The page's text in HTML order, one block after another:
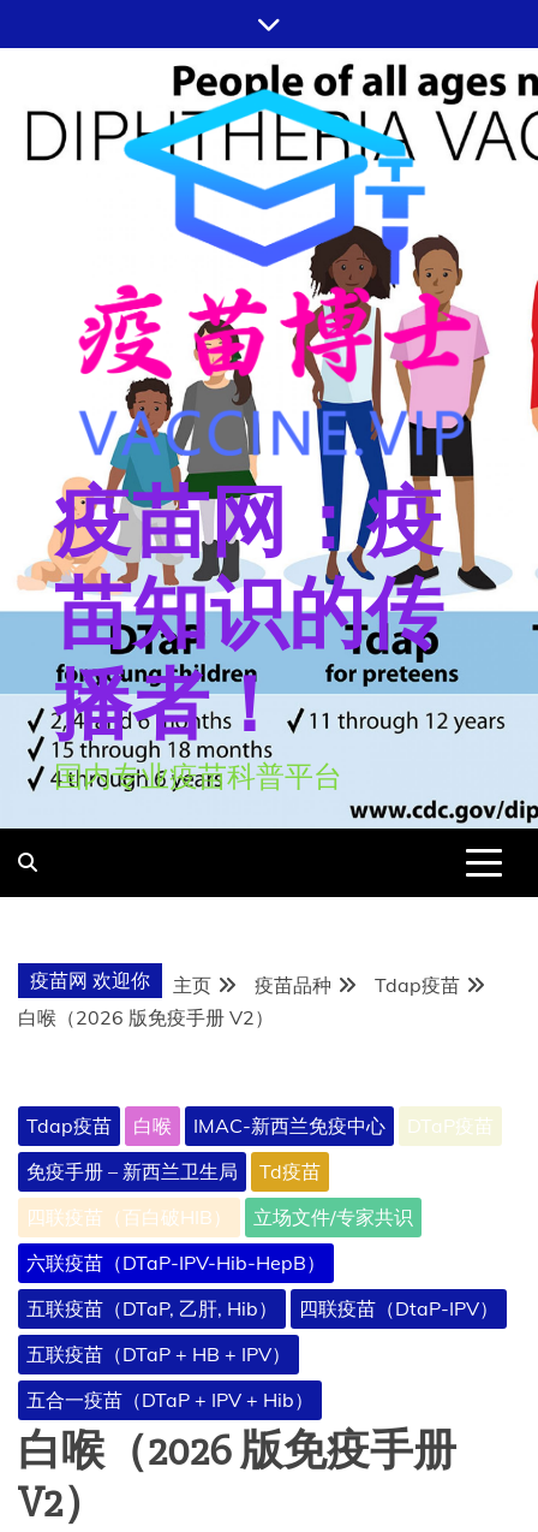
至
疫苗网：疫
苗知识的传
播者！
国内专业疫苗科普平台
疫苗网 欢迎你 主页 疫苗品种
Tdap疫苗
白喉（2026 版免疫手册 V2）
Tdap疫苗 白喉 IMAC-新西兰免疫中心
DTaP疫苗
免疫手册 – 新西兰卫生局
Td疫苗
四联疫苗（百白破HIB）
立场文件/专家共识
六联疫苗（DTaP-IPV-Hib-HepB）
五联疫苗（DTaP, 乙肝, Hib）
四联疫苗（DtaP-IPV）
五联疫苗（DTaP + HB + IPV）
五合一疫苗（DTaP + IPV + Hib）
白喉（2026 版免疫手册
V2）